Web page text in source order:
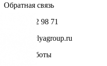
Обратная связь
+7 985 002 98 71
info@krovlyagroup.ru
Режим работы